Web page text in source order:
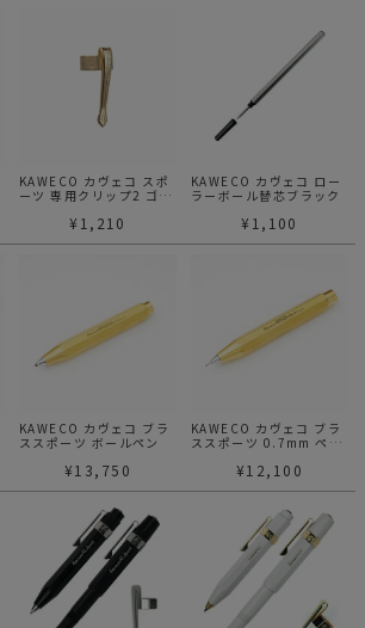
KAWECO カヴェコ スポ
ーツ 専用クリップ2 ゴー
¥ 1,210
KAWECO カヴェコ ロー
ラーボール替芯ブラック
¥ 1,100
KAWECO カヴェコ ブラ
ススポーツ ボールペン
¥13,750
KAWECO カヴェコ ブラ
ススポーツ 0.7mm ペン
¥12,100